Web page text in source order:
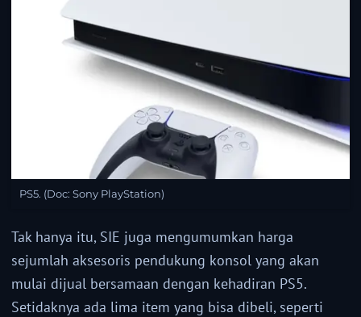
PS5. (Doc: Sony PlayStation)
Tak hanya itu, SIE juga mengumumkan harga
sejumlah aksesoris pendukung konsol yang akan
mulai dijual bersamaan dengan kehadiran PS5.
Setidaknya ada lima item yang bisa dibeli, seperti